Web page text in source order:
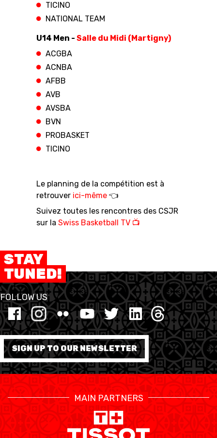
TICINO
NATIONAL TEAM
U14 Men - Salle du Midi (Martigny)
ACGBA
ACNBA
AFBB
AVB
AVSBA
BVN
PROBASKET
TICINO
Le planning de la compétition est à
retrouver ici-même👈
Suivez toutes les rencontres des CSJR
sur la Swiss Basketball TV 📺
STAY
TUNED!
FOLLOW US
SIGN UP TO OUR NEWSLETTER
MAIN PARTNERS